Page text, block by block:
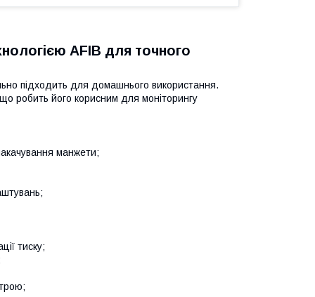
AFIB для точного
підходить для домашнього використання.
робить його корисним для моніторингу
манжети;
тиску;